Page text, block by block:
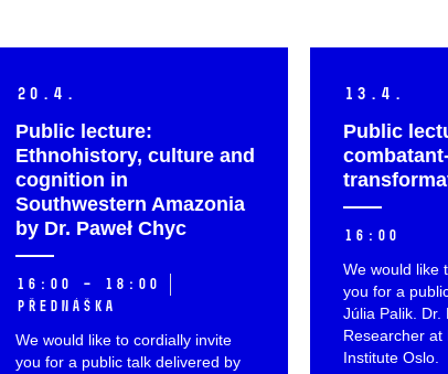
20. 4.
Public lecture:
Ethnohistory, culture and
cognition in
Southwestern Amazonia
by Dr. Paweł Chyc
16:00 – 18:00
přednáška
We would like to cordially invite
you for a public talk delivered by
13. 4.
Public
16:00
We would like
you for a
Júlia Palik. Dr.
Researcher at
Institute Oslo.